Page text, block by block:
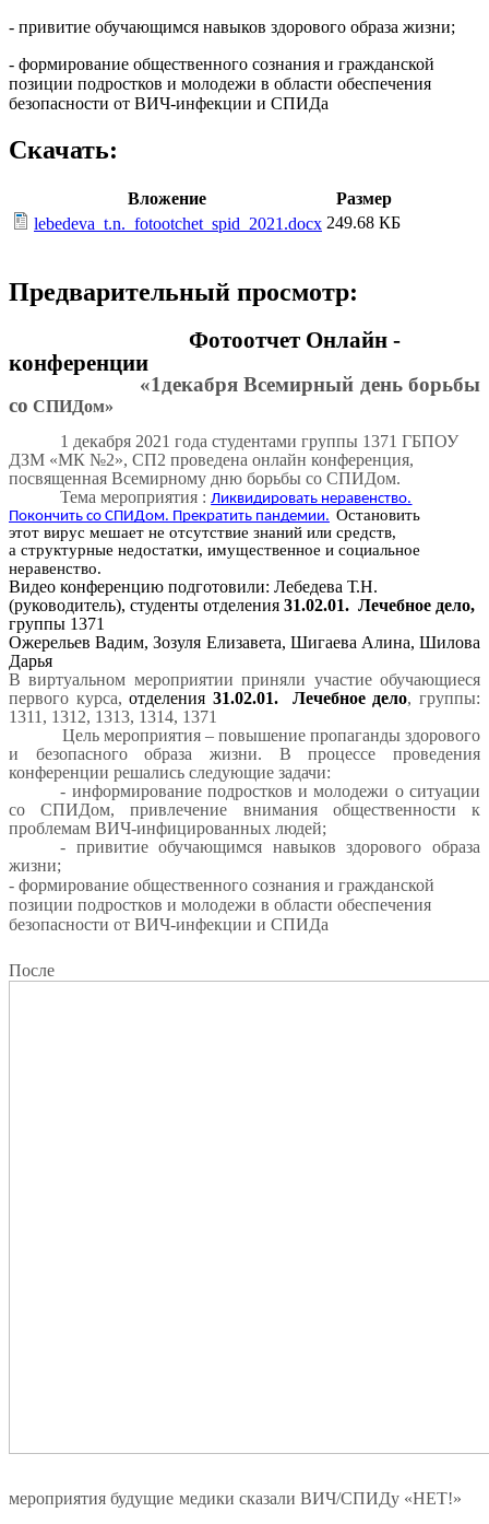
- привитие обучающимся навыков здорового образа жизни;
- формирование общественного сознания и гражданской
позиции подростков и молодежи в области обеспечения
безопасности от ВИЧ-инфекции и СПИДа
Скачать:
Вложение
Размер
lebedeva_t.n._fotootchet_spid_2021.docx 249.68 КБ
Предварительный просмотр:
Фотоотчет Онлайн -
конференции
«1декабря Всемирный день борьбы
со СПИДом»
1 декабря 2021 года студентами группы 1371 ГБПОУ
ДЗМ «МК №2», СП2 проведена онлайн конференция,
посвященная Всемирному дню борьбы со СПИДом.
Тема мероприятия : Ликвидировать неравенство.
Покончить со СПИДом. Прекратить пандемии. Остановить
этот вирус мешает не отсутствие знаний или средств,
а структурные недостатки, имущественное и социальное
неравенство.
Видео конференцию подготовили: Лебедева Т.Н.
(руководитель), студенты отделения 31.02.01. Лечебное дело,
группы 1371
Ожерельев Вадим, Зозуля Елизавета, Шигаева Алина, Шилова
Дарья
В виртуальном мероприятии приняли участие обучающиеся
первого курса, отделения 31.02.01. Лечебное дело, группы:
1311, 1312, 1313, 1314, 1371
Цель мероприятия – повышение пропаганды здорового
и безопасного образа жизни. В процессе проведения
конференции решались следующие задачи:
- информирование подростков и молодежи о ситуации
со СПИДом, привлечение внимания общественности к
проблемам ВИЧ-инфицированных людей;
- привитие обучающимся навыков здорового образа
жизни;
- формирование общественного сознания и гражданской
позиции подростков и молодежи в области обеспечения
безопасности от ВИЧ-инфекции и СПИДа
После
мероприятия будущие медики сказали ВИЧ/СПИДу «НЕТ!»